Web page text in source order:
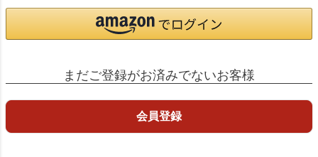
まだご登録がお済みでないお客様
会員登録